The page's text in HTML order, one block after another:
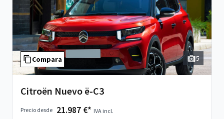
Compara 5
Citroën Nuevo ë-C3
Precio desde 21.987 €* IVA incl.